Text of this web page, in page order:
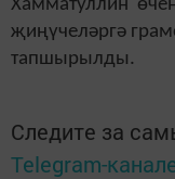
Хамматуллин
җиңүчеләргә
тапшырылды.
Следите за
Telegram-